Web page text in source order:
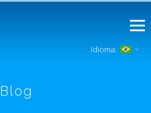
Idioma:
Blog